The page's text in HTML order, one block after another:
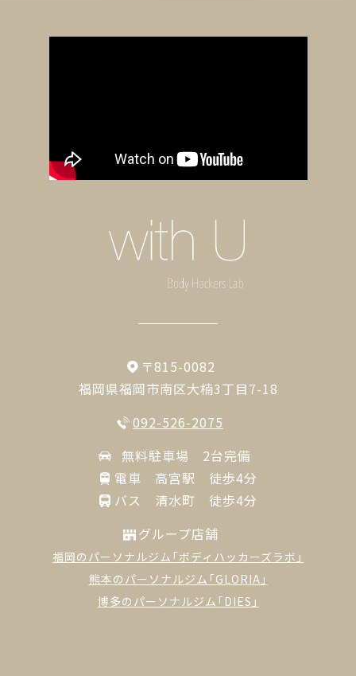
〒815-0082
福岡県福岡市南区大楠3丁目7-18
092-526-2075
無料駐車場 2台完備
電車 高宮駅 徒歩4分
バス 清水町 徒歩4分
グループ店舗
福岡のパーソナルジム「ボディハッカーズラボ」
熊本のパーソナルジム「GLORIA」
博多のパーソナルジム「DIES」